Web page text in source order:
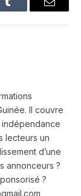
Tumblr Email
Il couvre
indépendance
lecteurs un
d’une
annonceurs ?
?